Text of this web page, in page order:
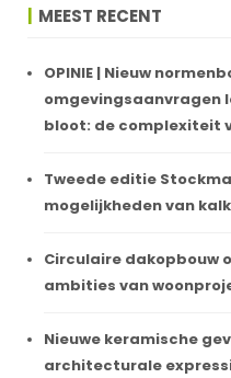
MEEST RECENT
OPINIE | Nieuw
omgevingsaanvragen
bloot: de complexiteit
Tweede editie
mogelijkheden van
Circulaire dakopbouw
ambities van
Nieuwe keramische
architecturale